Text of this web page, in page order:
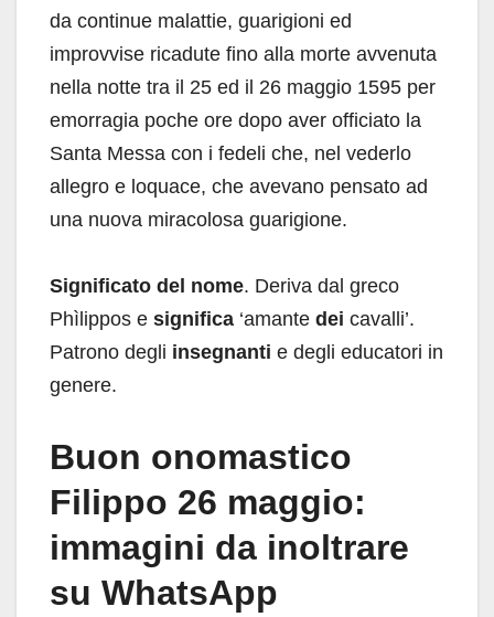
da continue malattie, guarigioni ed
improvvise ricadute fino alla morte avvenuta
nella notte tra il 25 ed il 26 maggio 1595 per
emorragia poche ore dopo aver officiato la
Santa Messa con i fedeli che, nel vederlo
allegro e loquace, che avevano pensato ad
una nuova miracolosa guarigione.
Significato del nome. Deriva dal greco
Phìlippos e significa ‘amante dei cavalli’.
Patrono degli insegnanti e degli educatori in
genere.
Buon onomastico
Filippo 26 maggio:
immagini da inoltrare
su WhatsApp